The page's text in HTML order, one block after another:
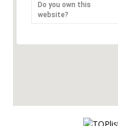
Do you own this
website?